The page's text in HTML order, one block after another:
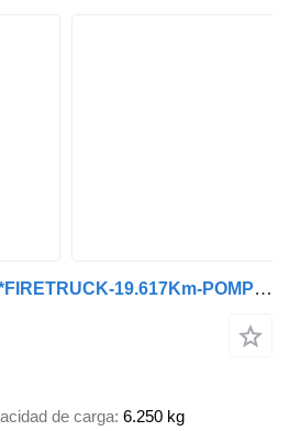
Mercedes-Benz 1320 **FIRETRUCK-19.617Km-POMPIER**
de carga 6.250 kg